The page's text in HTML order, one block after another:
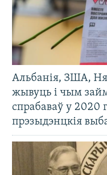
Альбанія, ЗША,
жывуць і чым
спрабаваў у 2020
прэзыдэнцкія